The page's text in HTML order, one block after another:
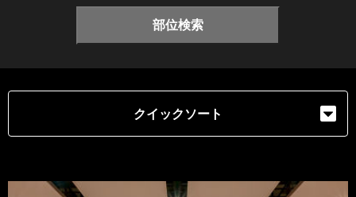
部位検索
クイックソート